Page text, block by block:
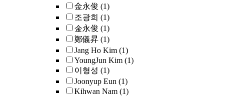
金永俊 (1)
조광희 (1)
金永俊 (1)
鄭儀昇 (1)
Jang Ho Kim (1)
YoungJun Kim (1)
이형성 (1)
Joonyup Eun (1)
Kihwan Nam (1)